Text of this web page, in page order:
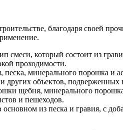
благодаря своей
который состоит из
проходимости.
минерального порошка и
других объектов,
щебня, минерального
и пешеходов.
из песка и гравия, с